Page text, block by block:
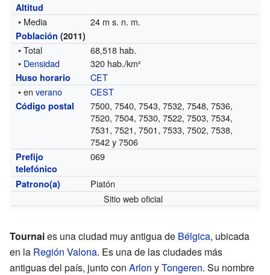
Altitud
• Media 24 m s. n. m.
Población (2011)
• Total
68,518 hab.
• Densidad 320 hab./km²
Huso horario
CET
• enverano CEST
Código postal
7500, 7540, 7543, 7532, 7548, 7536,
7520, 7504, 7530, 7522, 7503, 7534,
7531, 7521, 7501, 7533, 7502, 7538,
7542 y 7506
Prefijo
telefónico
069
Patrono(a)
Piatón
Sitio web oficial
Tournaies una ciudad muy antigua de Bélgica, ubicada
en la Región Valona. Es una de las ciudades más
antiguas del país, junto con Arlon yTongeren. Su nombre